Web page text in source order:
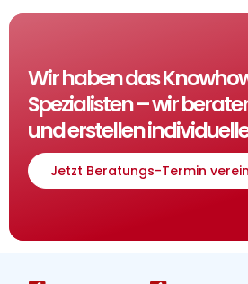
Wir haben das
Spezialisten – wir
und erstellen
Jetzt Beratungs-Termin